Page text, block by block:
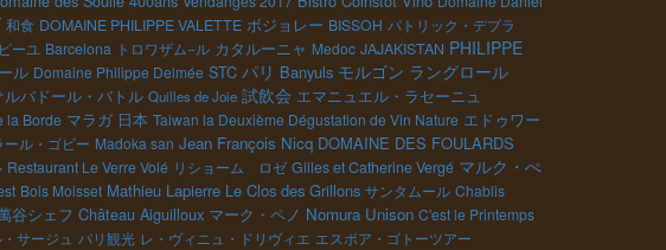
和食 DOMAINE PHILIPPE VALETTE ボジョレー BISSOH パトリック・デプラ
ーユ Barcelona トロワザム−ル カタルーニャ Medoc JAJAKISTAN PHILIPPE
ル Domaine Philippe Delmée STC パリ Banyuls モルゴン ラングロール
ルバドール・バトル Quilles de Joie 試飲会 エマニュエル・ラセーニュ
la Borde マラガ 日本 Taiwan la Deuxième Dégustation de Vin Nature エドゥワー
ール・ゴビー Madoka san Jean François Nicq DOMAINE DES FOULARDS
Restaurant Le Verre Volé リショーム ロゼ Gilles et Catherine Vergé マルク・ぺ
Bois Moisset Mathieu Lapierre Le Clos des Grillons サンタムール Chablis
谷シェフ Château Aiguilloux マーク・ペノ Nomura Unison C'est le Printemps
サージュ パリ観光 レ・ヴィニュ・ドリヴィエ エスポア・ゴトーツアー